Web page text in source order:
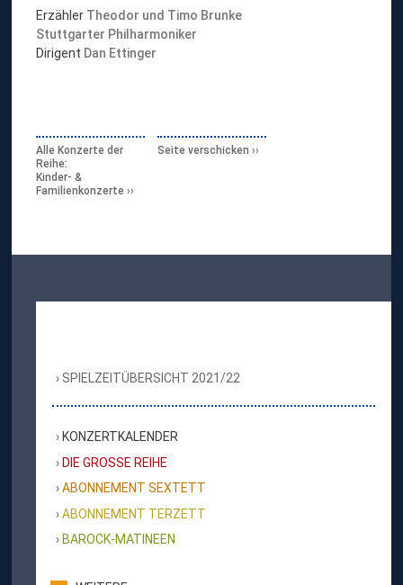
Erzähler Theodor und Timo Brunke
Stuttgarter Philharmoniker
Dirigent Dan Ettinger
Alle Konzerte der
Reihe:
Kinder- &
Familienkonzerte
Seite verschicken
SPIELZEITÜBERSICHT 2021/22
KONZERTKALENDER
DIE GROSSE REIHE
ABONNEMENT SEXTETT
ABONNEMENT TERZETT
BAROCK-MATINEEN